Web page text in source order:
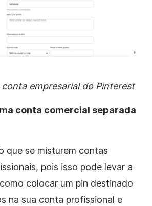
empresarial do Pinterest
conta comercial separada
que se misturem contas
pois isso pode levar a
colocar um pin destinado
na sua conta profissional e